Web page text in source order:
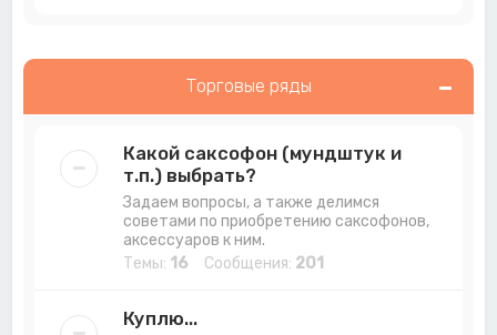
Торговые ряды
Какой саксофон (мундштук и
т.п.) выбрать?
Задаем вопросы, а также делимся
советами по приобретению саксофонов,
аксессуаров к ним.
Темы: 16 Сообщения: 201
Куплю...